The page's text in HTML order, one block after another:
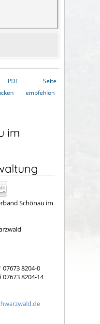
PDF
Seite
empfehlen
im
Schönau im
07673 8204-0
07673 8204-14